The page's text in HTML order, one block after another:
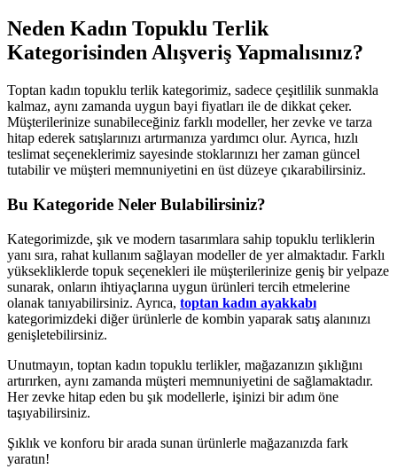
Neden Kadın Topuklu Terlik
Kategorisinden Alışveriş Yapmalısınız?
Toptan kadın topuklu terlik kategorimiz, sadece çeşitlilik sunmakla
kalmaz, aynı zamanda uygun bayi fiyatları ile de dikkat çeker.
Müşterilerinize sunabileceğiniz farklı modeller, her zevke ve tarza
hitap ederek satışlarınızı artırmanıza yardımcı olur. Ayrıca, hızlı
teslimat seçeneklerimiz sayesinde stoklarınızı her zaman güncel
tutabilir ve müşteri memnuniyetini en üst düzeye çıkarabilirsiniz.
Bu Kategoride Neler Bulabilirsiniz?
Kategorimizde, şık ve modern tasarımlara sahip topuklu terliklerin
yanı sıra, rahat kullanım sağlayan modeller de yer almaktadır. Farklı
yüksekliklerde topuk seçenekleri ile müşterilerinize geniş bir yelpaze
sunarak, onların ihtiyaçlarına uygun ürünleri tercih etmelerine
olanak tanıyabilirsiniz. Ayrıca, toptan kadın ayakkabı
kategorimizdeki diğer ürünlerle de kombin yaparak satış alanınızı
genişletebilirsiniz.
Unutmayın, toptan kadın topuklu terlikler, mağazanızın şıklığını
artırırken, aynı zamanda müşteri memnuniyetini de sağlamaktadır.
Her zevke hitap eden bu şık modellerle, işinizi bir adım öne
taşıyabilirsiniz.
Şıklık ve konforu bir arada sunan ürünlerle mağazanızda fark
yaratın!